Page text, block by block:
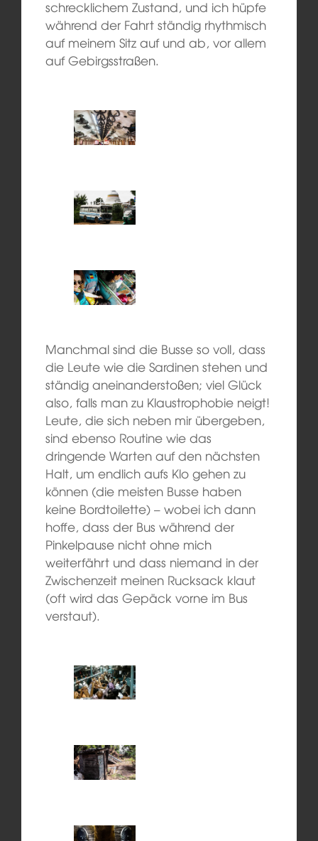
schrecklichem Zustand, und ich hüpfe
während der Fahrt ständig rhythmisch
auf meinem Sitz auf und ab, vor allem
auf Gebirgsstraßen.
Manchmal sind die Busse so voll, dass
die Leute wie die Sardinen stehen und
ständig aneinanderstoßen; viel Glück
also, falls man zu Klaustrophobie neigt!
Leute, die sich neben mir übergeben,
sind ebenso Routine wie das
dringende Warten auf den nächsten
Halt, um endlich aufs Klo gehen zu
können (die meisten Busse haben
keine Bordtoilette) – wobei ich dann
hoffe, dass der Bus während der
Pinkelpause nicht ohne mich
weiterfährt und dass niemand in der
Zwischenzeit meinen Rucksack klaut
(oft wird das Gepäck vorne im Bus
verstaut).